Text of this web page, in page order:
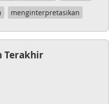
menginterpretasikan
Terakhir